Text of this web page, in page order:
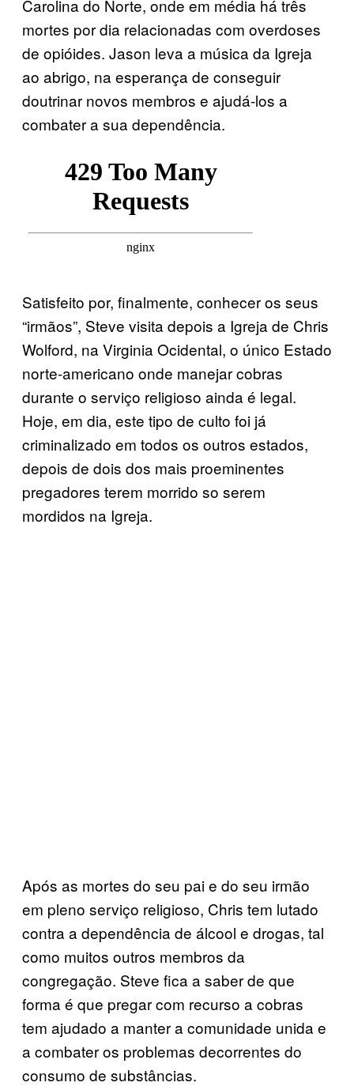
Carolina do Norte, onde em média há três
mortes por dia relacionadas com overdoses
de opióides. Jason leva a música da Igreja
ao abrigo, na esperança de conseguir
doutrinar novos membros e ajudá-los a
combater a sua dependência.
Satisfeito por, finalmente, conhecer os seus
“irmãos”, Steve visita depois a Igreja de Chris
Wolford, na Virginia Ocidental, o único Estado
norte-americano onde manejar cobras
durante o serviço religioso ainda é legal.
Hoje, em dia, este tipo de culto foi já
criminalizado em todos os outros estados,
depois de dois dos mais proeminentes
pregadores terem morrido so serem
mordidos na Igreja.
Após as mortes do seu pai e do seu irmão
em pleno serviço religioso, Chris tem lutado
contra a dependência de álcool e drogas, tal
como muitos outros membros da
congregação. Steve fica a saber de que
forma é que pregar com recurso a cobras
tem ajudado a manter a comunidade unida e
a combater os problemas decorrentes do
consumo de substâncias.